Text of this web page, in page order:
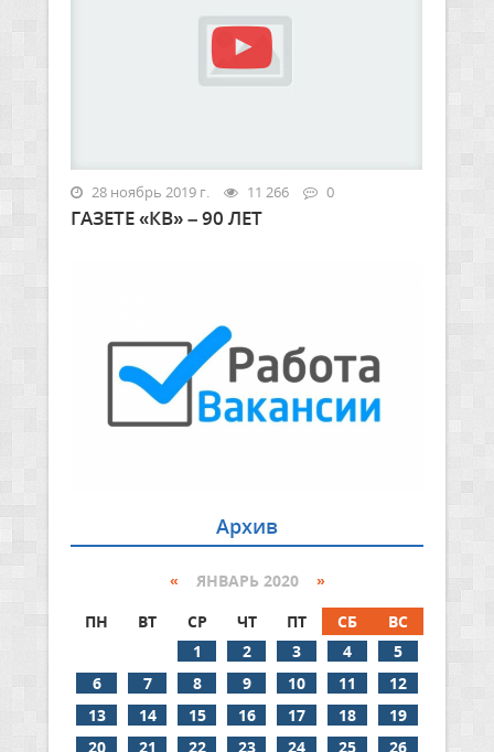
28 ноябрь 2019 г. 11 266 0
ГАЗЕТЕ «КВ» – 90 ЛЕТ
Архив
« ЯНВАРЬ 2020 »
ПН
ВТ СР ЧТ ПТ СБ
ВС
1
2 3 4
5
6
7 8 9 10 11
12
13
14 15 16 17 18
19
20
21 22 23 24 25 26